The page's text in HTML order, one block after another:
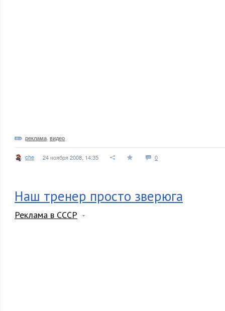
реклама видео
che 24 ноября 2008, 14:35 0
Наш тренер просто зверюга
Реклама в СССР